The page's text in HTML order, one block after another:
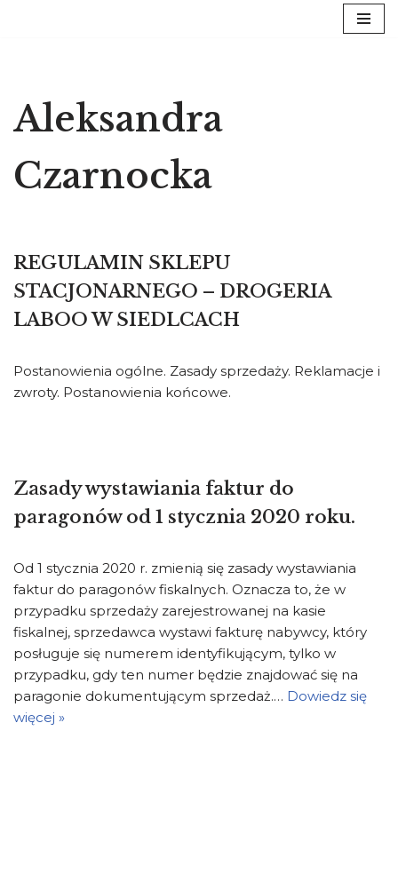
Aleksandra
Czarnocka
REGULAMIN SKLEPU
STACJONARNEGO – DROGERIA
LABOO W SIEDLCACH
Postanowienia ogólne. Zasady sprzedaży. Reklamacje i
zwroty. Postanowienia końcowe.
Zasady wystawiania faktur do
paragonów od 1 stycznia 2020 roku.
Od 1 stycznia 2020 r. zmienią się zasady wystawiania
faktur do paragonów fiskalnych. Oznacza to, że w
przypadku sprzedaży zarejestrowanej na kasie
fiskalnej, sprzedawca wystawi fakturę nabywcy, który
posługuje się numerem identyfikującym, tylko w
przypadku, gdy ten numer będzie znajdować się na
paragonie dokumentującym sprzedaż.… Dowiedz się
więcej »